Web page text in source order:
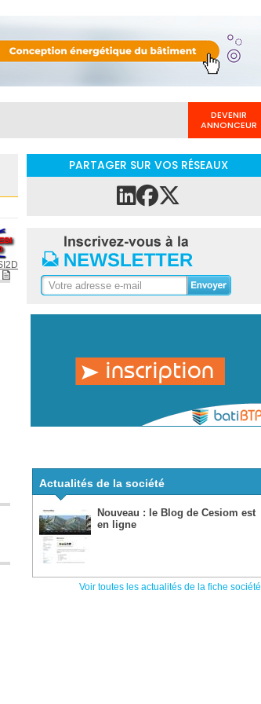
DEVENIR
ANNONCEUR
PARTAGER SUR VOS RÉSEAUX
Actualités de la société
Nouveau : le Blog de Cesiom est
en ligne
Voir toutes les actualités de la fiche société